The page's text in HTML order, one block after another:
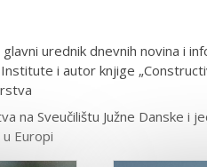
urednik dnevnih novina i
i autor knjige
na Sveučilištu Južne Danske i
Europi